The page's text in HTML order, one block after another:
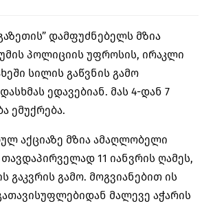
დამფუძნებელს მზია
პოლიციის უფროსის, ირაკლი
სილის გაწვნის გამო
ედავებიან. მას 4-დან 7
ემუქრება.
აქციაზე მზია ამაღლობელი
11 იანვრის ღამეს,
გაკვრის გამო. მოგვიანებით ის
მალევე აჭარის